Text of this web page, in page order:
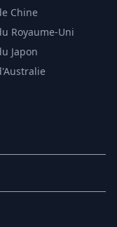
Chine
Royaume-Uni
Japon